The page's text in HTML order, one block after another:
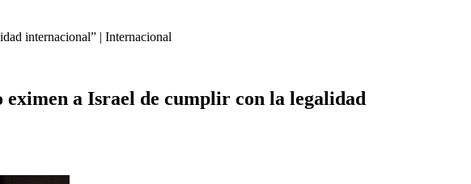
internacional” | Internacional
eximen a Israel de cumplir con la legalidad